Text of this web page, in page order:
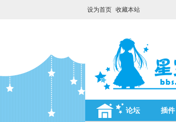
设为首页 收藏本站
论坛 插件